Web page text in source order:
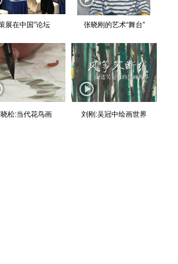
展在中国”论坛 张晓刚的艺术“舞台”
松:当代花鸟画 刘刚:吴冠中绘画世界